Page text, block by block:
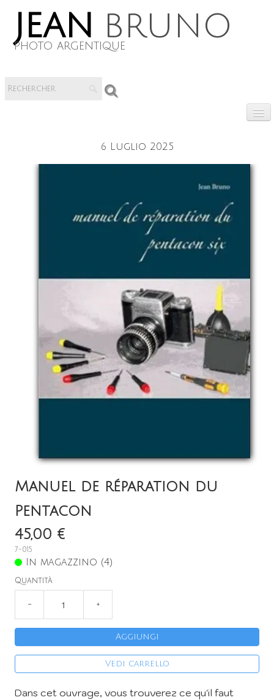
jean bruno
photo argentique
​Vente de materiels
Italiano
6 Luglio 2025
Manuel de réparation du
Pentacon
45,00 €
7-015
In magazzino (4)
Quantità
− +
Aggiungi
Vedi carrello
Dans cet ouvrage, vous trouverez ce qu'il faut